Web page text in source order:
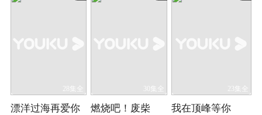
28集全
漂洋过海再爱你
30集全
燃烧吧！废柴
23集全
我在顶峰等你